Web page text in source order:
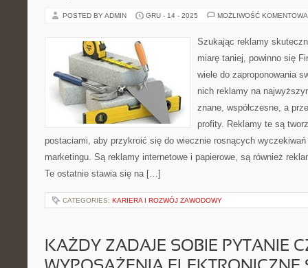
POSTED BY ADMIN GRU - 14 - 2025 MOŻLIWOŚĆ
Szukając reklamy
miarę taniej, powinno się
wiele do zaproponowania
nich reklamy na
znane, współczesne, a
profity. Reklamy te są
postaciami, aby przykroić się do wiecznie rosnących
marketingu. Są reklamy internetowe i papierowe, są również
Te ostatnie stawia się na […]
CATEGORIES: KARIERA I ROZWÓJ ZAWODOWY
KAŻDY ZADAJE SOBIE PYTANIE